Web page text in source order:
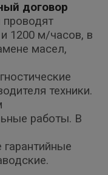
договор
1200 м/часов, в
масел,
техники.
работы. В